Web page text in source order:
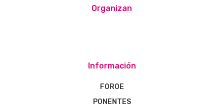
Organizan
Información
FOROE
PONENTES